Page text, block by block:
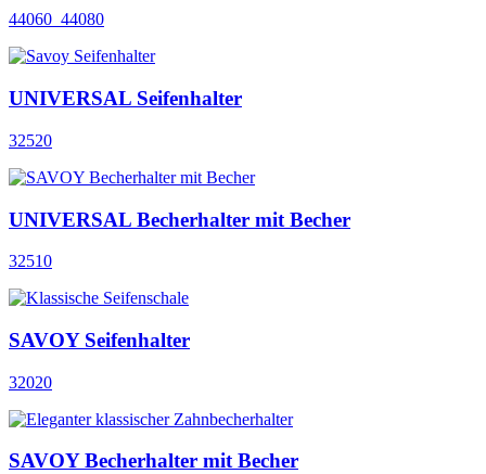
44060_44080
UNIVERSAL Seifenhalter
32520
UNIVERSAL Becherhalter mit Becher
32510
SAVOY Seifenhalter
32020
SAVOY Becherhalter mit Becher